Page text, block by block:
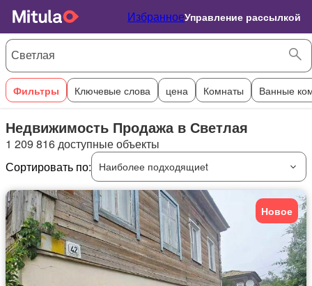
ИзбранноеУправление рассылкой
Фильтры Ключевые слова цена Комнаты Ванные
Недвижимость Продажа в Светлая
1 209 816 доступные объекты
Сортировать по:
Наиболее подходящиеt
Новое